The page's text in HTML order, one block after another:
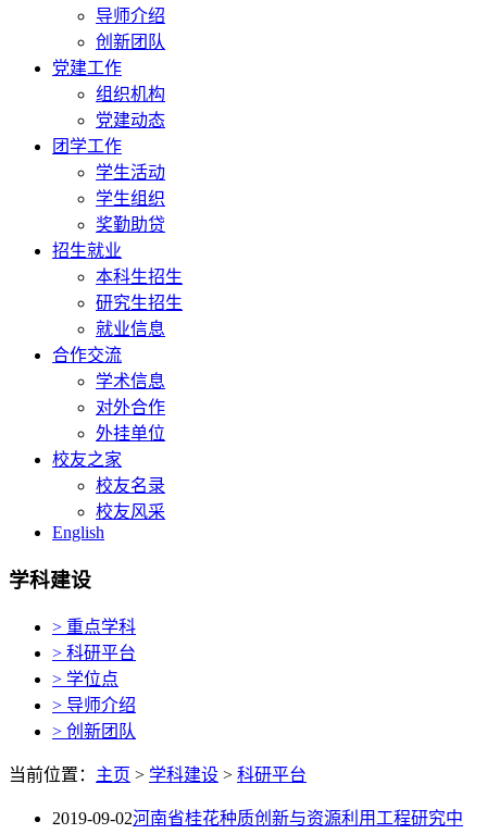
导师介绍
创新团队
党建工作
组织机构
党建动态
团学工作
学生活动
学生组织
奖勤助贷
招生就业
本科生招生
研究生招生
就业信息
合作交流
学术信息
对外合作
外挂单位
校友之家
校友名录
校友风采
English
学科建设
> 重点学科
> 科研平台
> 学位点
> 导师介绍
> 创新团队
当前位置： 主页 > 学科建设 > 科研平台
2019-09-02河南省桂花种质创新与资源利用工程研究中